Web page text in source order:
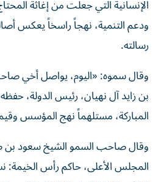
الإنسانية التي جعلت من إغاثة
ودعم التنمية، نهجاً راسخاً يعكس
رسالته.
وقال سموه: «اليوم، يواصل أخي
بن زايد آل نهيان، رئيس الدولة،
المباركة، مستلهماً نهج المؤسس
وقال صاحب السمو الشيخ سعود
المجلس الأعلى، حاكم رأس الخيمة: